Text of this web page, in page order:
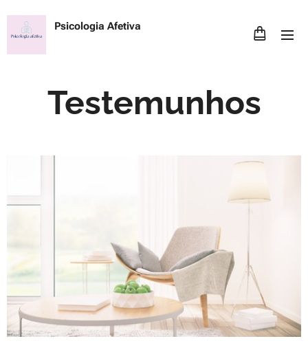
Psicologia Afetiva
Testemunhos